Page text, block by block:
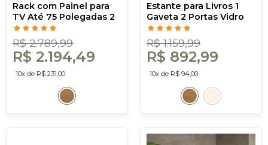
Rack com Painel para
TV Até 75 Polegadas 2
Gavetas 1 Porta Ripado
Freijó - Dalla Costa
R$ 2.789,99
R$ 2.194,49
10x de R$ 231,00
Estante para Livros 1
Gaveta 2 Portas Vidro
Industrial Freijó - Dalla
Costa
R$ 1.159,99
R$ 892,99
10x de R$ 94,00